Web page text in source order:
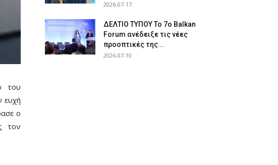
του
ευχή
ο
τον
2026-07-17
ΔΕΛΤΙΟ ΤΥΠΟΥ Το 7ο Balkan
Forum ανέδειξε τις νέες
προοπτικές της...
2026-07-10